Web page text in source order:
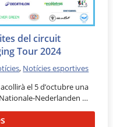
del circuit
Tour 2024
, Notícies esportives
el 5 d’octubre una
Nederlanden …